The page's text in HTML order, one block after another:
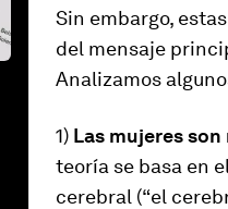
Sin embargo,
del mensaje
Analizamos
1) Las mujeres
teoría se basa en
cerebral (“el